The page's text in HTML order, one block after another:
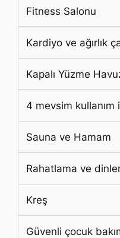
Fitness Salonu
Kardiyo ve ağırlık
Kapalı Yüzme
4 mevsim kullanım
Sauna ve Hamam
Rahatlama ve
Kreş
Güvenli çocuk